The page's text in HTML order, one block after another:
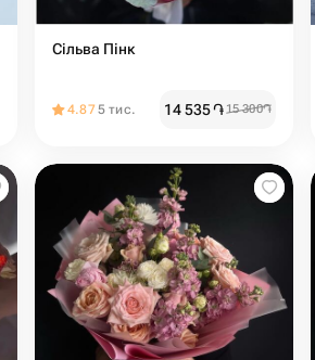
Сільва Пінк
4.875 тис. 14 535֏15 300֏